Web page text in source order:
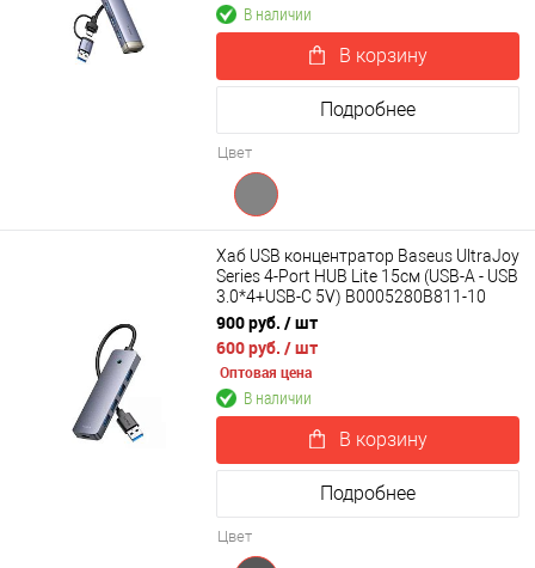
В наличии
В корзину
Подробнее
Цвет
Хаб USB концентратор Baseus UltraJoy
Series 4-Port HUB Lite 15см (USB-A - USB
3.0*4+USB-C 5V) B0005280B811-10
900 руб. / шт
600 руб. / шт
Оптовая цена
В наличии
В корзину
Подробнее
Цвет